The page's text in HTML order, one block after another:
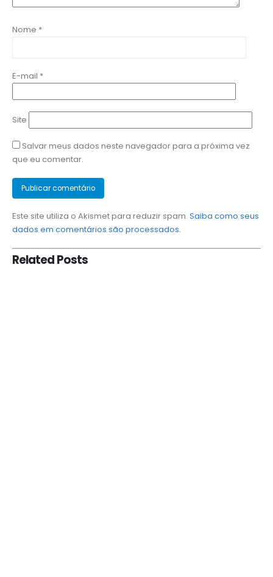
Nome *
E-mail *
Site
Salvar meus dados neste navegador para a próxima vez
que eu comentar.
Este site utiliza o Akismet para reduzir spam. Saiba como seus
dados em comentários são processados.
Related Posts